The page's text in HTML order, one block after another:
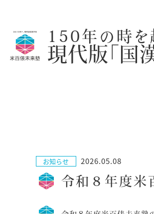
150年の時を
現代版「国
お知らせ 2026.05.08
令和８年度米